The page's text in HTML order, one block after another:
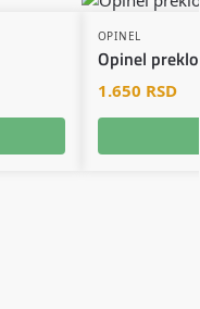
OPINEL
Opinel
1.650 RSD